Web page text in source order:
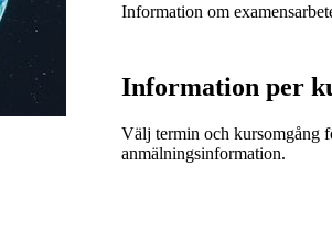
Information om
Information per
Välj termin och kursomgång
anmälningsinformation.